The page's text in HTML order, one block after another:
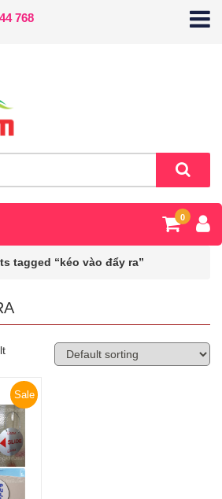
768
0
tagged “kéo vào đẩy ra”
Sale